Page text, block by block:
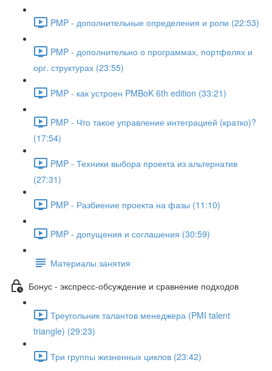
PMP - дополнительные определения и роли (22:53)
PMP - дополнительно о программах, портфелях и
орг. структурах (23:55)
PMP - как устроен PMBoK 6th edition (33:21)
PMP - Что такое управление интеграцией (кратко)?
(17:54)
PMP - Техники выбора проекта из альтернатив
(27:31)
PMP - Разбиение проекта на фазы (11:10)
PMP - допущения и соглашения (30:59)
Материалы занятия
Бонус - экспресс-обсуждение и сравнение подходов
Треугольник талантов менеджера (PMI talent
triangle) (29:23)
Три группы жизненных циклов (23:42)